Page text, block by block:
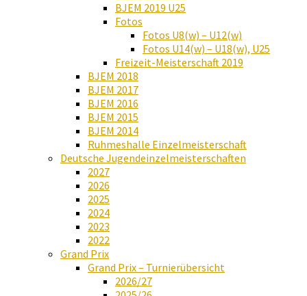
BJEM 2019 U25
Fotos
Fotos U8(w) – U12(w)
Fotos U14(w) – U18(w), U25
Freizeit-Meisterschaft 2019
BJEM 2018
BJEM 2017
BJEM 2016
BJEM 2015
BJEM 2014
Ruhmeshalle Einzelmeisterschaft
Deutsche Jugendeinzelmeisterschaften
2027
2026
2025
2024
2023
2022
Grand Prix
Grand Prix – Turnierübersicht
2026/27